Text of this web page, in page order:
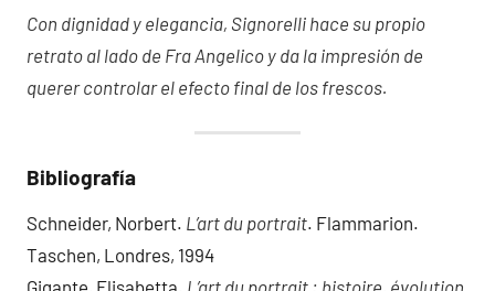
Con dignidad y elegancia, Signorelli hace su propio
retrato al lado de Fra Angelico y da la impresión de
querer controlar el efecto final de los frescos.
Bibliografía
Schneider, Norbert. L’art du portrait. Flammarion.
Taschen, Londres, 1994
Gigante, Elisabetta. L’art du portrait : histoire, évolution